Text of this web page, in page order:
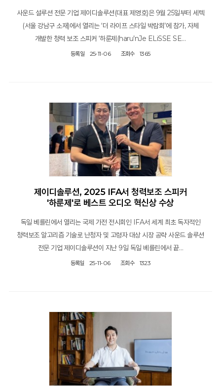
사운드 설루션 전문 기업 제이디솔루션(대표 제영호)은 9월 25일부터 세텍
(서울 강남구 소재)에서 열리는 ‘더 라이프 스타일 박람회’에 참가, 자체
개발한 청력 보조 스피커 ‘하룬제(haru’nJe ELiSSE SE…
등록일 25-11-06 조회수 1365
제이디솔루션, 2025 IFA서 청력보조 스피커
'하룬제'로 베스트 오디오 혁신상 수상
독일 베를린에서 열리는 국제 가전 전시회인 IFA서 세계 최초 독자적인
청력보조 알고리즘 기술로 난청자 및 고령자 대상 시장 공략 사운드 솔루션
전문 기업 제이디솔루션이 지난 9일 독일 베를린에서 끝…
등록일 25-11-06 조회수 1323